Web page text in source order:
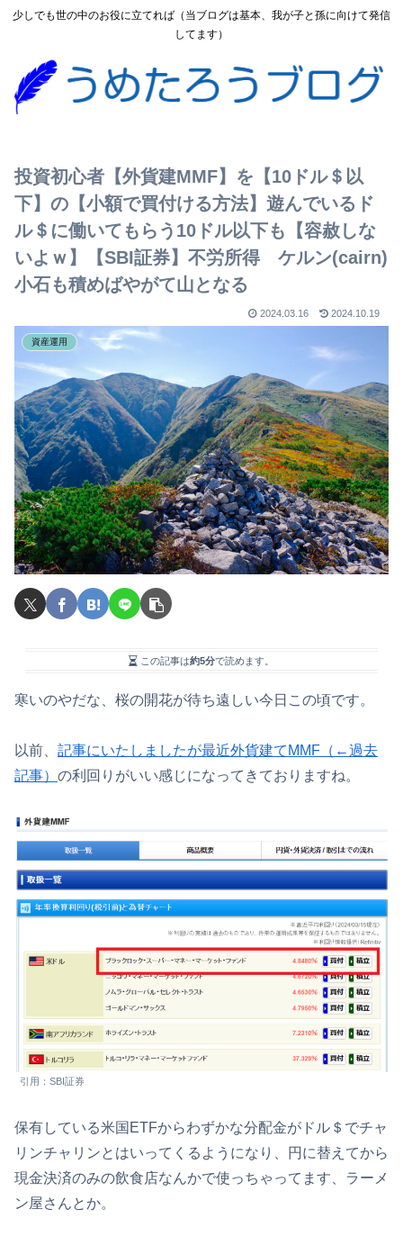
少しでも世の中のお役に立てれば（当ブログは基本、我が子と孫に向けて発信
してます）
投資初心者【外貨建MMF】を【10ドル＄以
下】の【小額で買付ける方法】遊んでいるド
ル＄に働いてもらう10ドル以下も【容赦しな
いよｗ】【SBI証券】不労所得 ケルン(cairn)
小石も積めばやがて山となる
2024.03.16 2024.10.19
資産運用
この記事は約5分で読めます。
寒いのやだな、桜の開花が待ち遠しい今日この頃です。
以前、 記事にいたしましたが最近外貨建てMMF（←過去
記事） の利回りがいい感じになってきておりますね。
引用：SBI証券
保有している米国ETFからわずかな分配金がドル＄でチャ
リンチャリンとはいってくるようになり、円に替えてから
現金決済のみの飲食店なんかで使っちゃってます、ラーメ
ン屋さんとか。